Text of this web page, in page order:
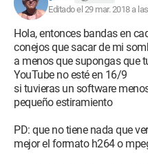
Editado el 29 mar. 2018 a
Hola, entonces bandas en
conejos que sacar de mi
a menos que supongas que
YouTube no esté en 16/9
si tuvieras un software
pequeño estiramiento
PD: que no tiene nada que
mejor el formato h264 o